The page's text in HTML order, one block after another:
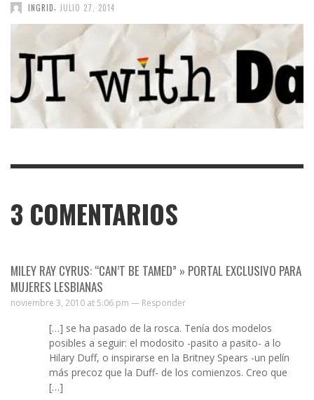
INGRID, JULIO 27, 2014
3 COMENTARIOS
MILEY RAY CYRUS: “CAN’T BE TAMED” » PORTAL EXCLUSIVO PARA
MUJERES LESBIANAS
noviembre 3, 2010 at 5:06 pm — Responder
[…] se ha pasado de la rosca. Tenía dos modelos
posibles a seguir: el modosito -pasito a pasito- a lo
Hilary Duff, o inspirarse en la Britney Spears -un pelín
más precoz que la Duff- de los comienzos. Creo que
[…]